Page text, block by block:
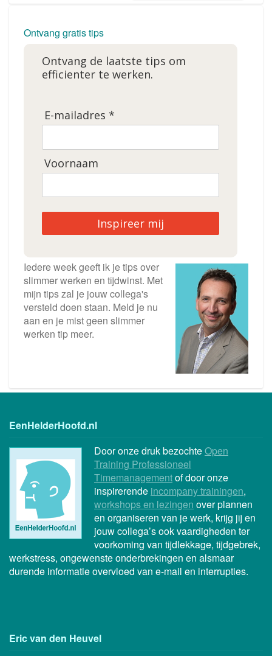
Ontvang gratis tips
Ontvang de laatste tips om
efficienter te werken.
E-mailadres *
Voornaam
Inspireer mij
Iedere week geeft ik je tips over
slimmer werken en tijdwinst. Met
mijn tips zal je jouw collega's
versteld doen staan. Meld je nu
aan en je mist geen slimmer
werken tip meer.
EenHelderHoofd.nl
Door onze druk bezochteOpen
Training Professioneel
Timemanagementof door onze
inspirerende incompany trainingen,
workshops en lezingen over plannen
en organiseren van je werk, krijg jij en
jouw collega’s ook vaardigheden ter
voorkoming van tijdlekkage, tijdgebrek,
werkstress, ongewenste onderbrekingen en alsmaar
durende informatie overvloed van e-mail en interrupties.
Eric van den Heuvel